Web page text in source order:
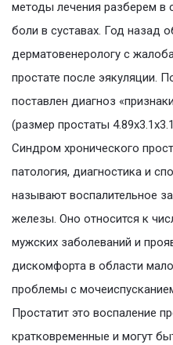
методы лечения разберем в
боли в суставах. Год назад
дерматовенерологу с
простате после эякуляции.
поставлен диагноз
(размер простаты
Синдром хронического
патология, диагностика и
называют воспалительное
железы. Оно относится к
мужских заболеваний и
дискомфорта в области
проблемы с
Простатит это воспаление
кратковременные и могут